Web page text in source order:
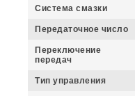
Система смазки
Передаточное число
Переключение
передач
Тип управления